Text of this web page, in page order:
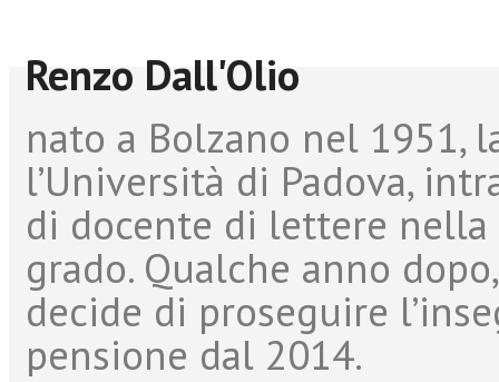
Renzo Dall'Olio
nato a Bolzano nel 1951,
l’Università di Padova,
di docente di lettere
grado. Qualche anno
decide di proseguire
pensione dal 2014.